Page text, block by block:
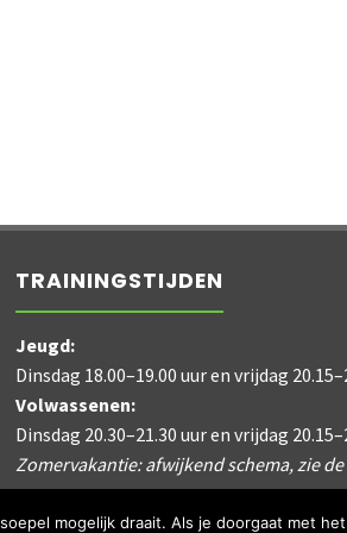
TRAININGSTIJDEN
Jeugd:
Dinsdag 18.00–19.00 uur en vrijdag
Volwassenen:
Dinsdag 20.30–21.30 uur en vrijdag
Zomervakantie: afwijkend schema, zie de
mogelijk draait. Als je doorgaat met